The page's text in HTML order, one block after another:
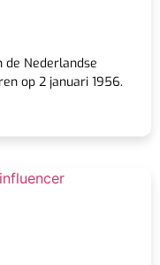
de Nederlandse
op 2 januari 1956.